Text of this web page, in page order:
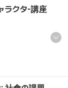
ラクタ-講座